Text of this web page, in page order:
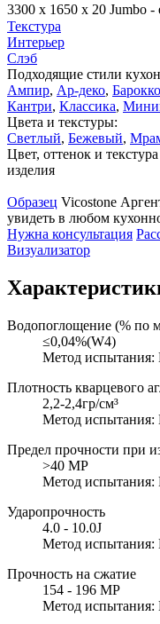
3300 x 1650 x 20 Jumbo -
Текстура
Интерьер
Слэб
Подходящие стили
Ампир, Ар-деко, Барокко
Кантри, Классика,
Цвета и текстуры:
Светлый, Бежевый,
Цвет, оттенок и
изделия
Образец Vicostone
увидеть в любом
Нужна консультация
Визуализатор
Водопоглощение (% по
≤0,04%(W4)
Метод испытания:
Плотность кварцевого
2,2-2,4гр/см³
Метод испытания:
Предел прочности при
>40 MP
Метод испытания:
Ударопрочность
4.0 - 10.0J
Метод испытания:
Прочность на сжатие
154 - 196 MP
Метод испытания: